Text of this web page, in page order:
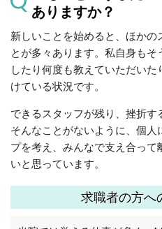
ありますか？
新しいことを始めると、ほかの
とが多々あります。私自身も
したり何度も教えていただい
けている状況です。
できるスタッフが残り、挫折す
そんなことがないように、個人
プを考え、みんなで支え合って
いと思っています。
求職者の方へ